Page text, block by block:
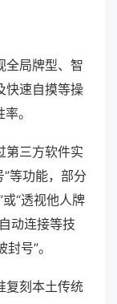
全局牌型、智
快速自摸等操
。
第三方软件实
”等功能，部分
“透视他人牌
动连接等技
号”。
复刻本土传统